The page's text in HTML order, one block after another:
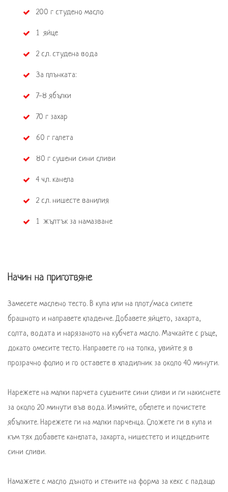
200 г студено масло
1  яйце
2 с.л. студена вода
За плънката:
7-8 ябълки
70 г захар
60 г галета
80 г сушени сини сливи
4 ч.л. канела
2 с.л. нишесте ванилия
1  жълтък за намазване
Начин на приготвяне
Замесете маслено тесто. В купа или на плот/маса сипете
брашното и направете кладенче. Добавете яйцето, захарта,
солта, водата и нарязаното на кубчета масло. Мачкайте с ръце,
докато омесите тесто. Направете го на топка, увийте я в
прозрачно фолио и го оставете в хладилник за около 40 минути.
Нарежете на малки парчета сушените сини сливи и ги накиснете
за около 20 минути във вода. Измийте, обелете и почистете
ябълките. Нарежете ги на малки парченца. Сложете ги в купа и
към тях добавете канелата, захарта, нишестето и изцедените
сини сливи.
Намажете с масло дъното и стените на форма за кекс с падащо